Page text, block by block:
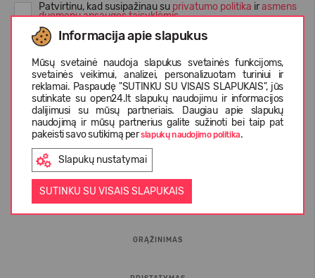
Informacija apie slapukus
Mūsų svetainė naudoja slapukus svetainės funkcijoms,
svetainės veikimui, analizei, personalizuotam turiniui ir
reklamai. Paspaudę "SUTINKU SU VISAIS SLAPUKAIS", jūs
sutinkate su open24.lt slapukų naudojimu ir informacijos
dalijimusi su mūsų partneriais. Daugiau apie slapukų
naudojimą ir mūsų partnerius galite sužinoti bei taip pat
pakeisti savo sutikimą perslapukų naudojimo politika.
Slapukų nustatymai
SUTINKU SU VISAIS SLAPUKAIS
Patvirtinu, kad susipažinau su privatumo politika irasmens
duomenų apsaugos taisyklėmis
INFORMACIJA PIRKĖJUI
GRĄŽINIMAS